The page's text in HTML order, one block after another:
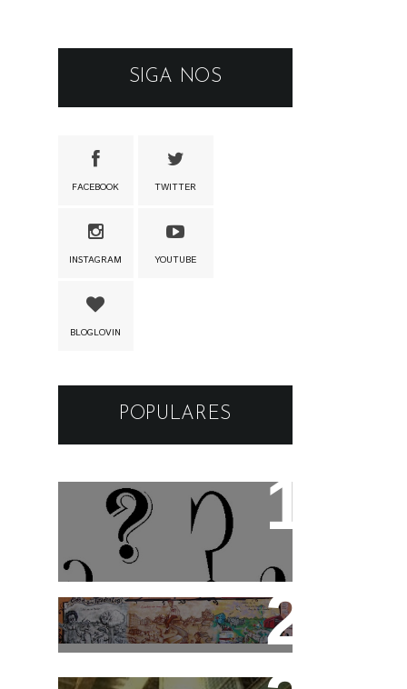
SIGA NOS
FACEBOOK TWITTER
INSTAGRAM YOUTUBE
BLOGLOVIN
POPULARES
Os apelidos das musicas
Cidade Tiradentes abre
inscrição para o 3°
Festival de Funk